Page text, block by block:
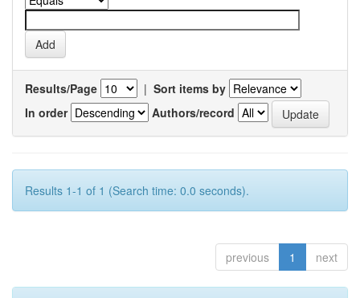
Results/Page | Sort items by
In order
Authors/record
Results 1-1 of 1 (Search time: 0.0 seconds).
previous 1 next